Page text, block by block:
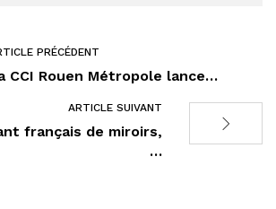
PRÉCÉDENT
CCI Rouen Métropole lance…
ARTICLE SUIVANT
français de miroirs,
…